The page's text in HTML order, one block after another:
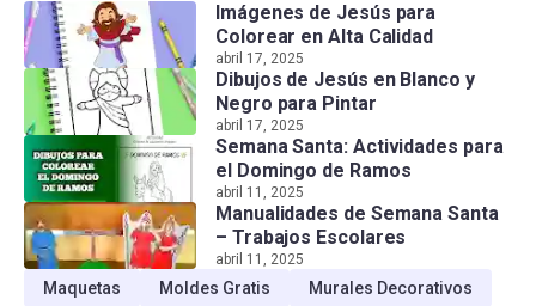
Imágenes de Jesús para
Colorear en Alta Calidad
abril 17, 2025
Dibujos de Jesús en Blanco y
Negro para Pintar
abril 17, 2025
Semana Santa: Actividades para
el Domingo de Ramos
abril 11, 2025
Manualidades de Semana Santa
– Trabajos Escolares
abril 11, 2025
Maquetas Moldes Gratis Murales Decorativos